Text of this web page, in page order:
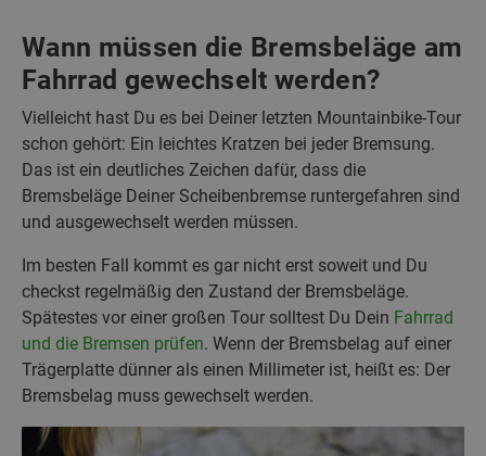
Wann müssen die Bremsbeläge am
Fahrrad gewechselt werden?
Vielleicht hast Du es bei Deiner letzten Mountainbike-Tour
schon gehört: Ein leichtes Kratzen bei jeder Bremsung.
Das ist ein deutliches Zeichen dafür, dass die
Bremsbeläge Deiner Scheibenbremse runtergefahren sind
und ausgewechselt werden müssen.
Im besten Fall kommt es gar nicht erst soweit und Du
checkst regelmäßig den Zustand der Bremsbeläge.
Spätestes vor einer großen Tour solltest Du Dein Fahrrad
und die Bremsen prüfen. Wenn der Bremsbelag auf einer
Trägerplatte dünner als einen Millimeter ist, heißt es: Der
Bremsbelag muss gewechselt werden.